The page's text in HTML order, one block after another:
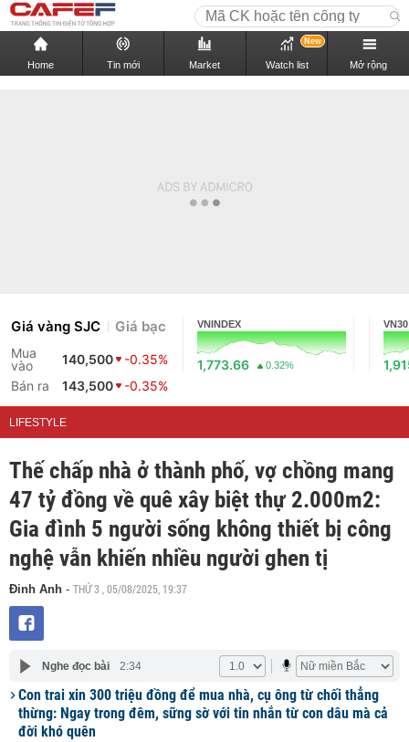
Home Tin mới Market Watch list
New
Mở rộng
Giá vàng SJC Giá bạc
Mua
vào
140,500
-0.35%
Bán ra
143,500 -0.35%
VNINDEX
1,773.66 0.32%
VN30
LIFESTYLE
Thế chấp nhà ở thành phố, vợ chồng mang
47 tỷ đồng về quê xây biệt thự 2.000m2:
Gia đình 5 người sống không thiết bị công
nghệ vẫn khiến nhiều người ghen tị
Đinh Anh - THỨ 3 , 05/08/2025, 19:37
Nghe đọc bài 2:34
Con trai xin 300 triệu đồng để mua nhà, cụ ông từ chối thẳng
thừng: Ngay trong đêm, sững sờ với tin nhắn từ con dâu mà cả
đời khó quên